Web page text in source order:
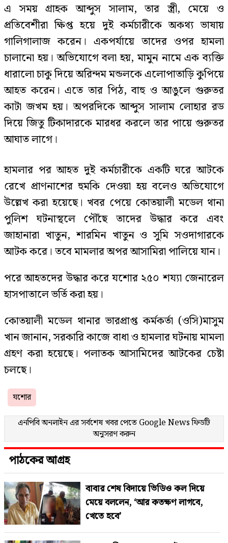
এ সময় গ্রাহক আব্দুস সালাম, তার স্ত্রী, মেয়ে ও
প্রতিবেশীরা ক্ষিপ্ত হয়ে দুই কর্মচারীকে অকথ্য ভাষায়
গালিগালাজ করেন। একপর্যায়ে তাদের ওপর হামলা
চালানো হয়। অভিযোগে বলা হয়, মামুন নামে এক ব্যক্তি
ধারালো চাকু দিয়ে অরিন্দম মন্ডলকে এলোপাতাড়ি কুপিয়ে
আহত করেন। এতে তার পিঠ, বাহু ও আঙুলে গুরুতর
কাটা জখম হয়। অপরদিকে আব্দুস সালাম লোহার রড
দিয়ে জিতু টিকাদারকে মারধর করলে তার পায়ে গুরুতর
আঘাত লাগে।
হামলার পর আহত দুই কর্মচারীকে একটি ঘরে আটকে
রেখে প্রাণনাশের হুমকি দেওয়া হয় বলেও অভিযোগে
উল্লেখ করা হয়েছে। খবর পেয়ে কোতয়ালী মডেল থানা
পুলিশ ঘটনাস্থলে পৌঁছে তাদের উদ্ধার করে এবং
জাহানারা খাতুন, শারমিন খাতুন ও সুমি সওদাগারকে
আটক করে। তবে মামলার অপর আসামিরা পালিয়ে যান।
পরে আহতদের উদ্ধার করে যশোর ২৫০ শয্যা জেনারেল
হাসপাতালে ভর্তি করা হয়।
কোতয়ালী মডেল থানার ভারপ্রাপ্ত কর্মকর্তা (ওসি)মাসুম
খান জানান, সরকারি কাজে বাধা ও হামলার ঘটনায় মামলা
গ্রহণ করা হয়েছে। পলাতক আসামিদের আটকের চেষ্টা
চলছে।
যশোর
এনপিবি অনলাইন এর সর্বশেষ খবর পেতে Google Newsফিডটি
অনুসরণ করুন
পাঠকের আগ্রহ
বাবার শেষ বিদায়ে ভিডিও কল দিয়ে
মেয়ে বললেন, ‘আর কতক্ষণ লাগবে,
খেতে হবে’